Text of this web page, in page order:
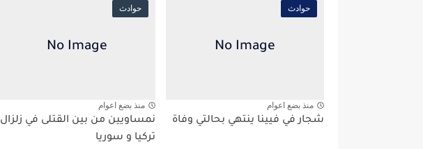
حوادث
منذ بضع اعوام
شجار في فيينا ينتهي بحالتي وفاة
حوادث
منذ بضع اعوام
نمساويين من بين القتلى في زلزال
تركيا و سوريا